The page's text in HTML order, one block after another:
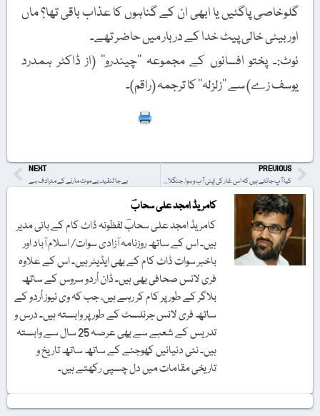
گلوخاصی پاگئیں یا ابھی ان کے گناہوں کا عذاب باقی تھا؟ ماں
اور بیٹی خالی پیٹ خدا کے دربار میں حاضر تھے۔
نوٹ:۔ پختو افسانوں کے مجموعہ ’’چیندرو‘‘ (از ڈاکٹر ہمدرد
یوسف زے) سے ’’زلزلہ‘‘ کا ترجمہ (راقم)۔
PREVIOUS
کیا آپ جانتے ہیں کہ اس غار کی اپنی آب و ہوا، جنگلات، دریا اور بادل ہیں؟
NEXT
بے جا تنقید، بے موت مارنے کے مترادف ہے
کامریڈ امجد علی سحابؔ
کامریڈ امجد علی سحابؔ لفظونہ ڈاٹ کام کے بانی مدیر
ہیں۔ اس کے ساتھ روزنامہ آزادی سوات/ اسلام آباد اور
باخبر سوات ڈاٹ کام کے بھی ایڈیٹر ہیں۔ اس کے علاوہ
فری لانس صحافی بھی ہیں۔ ڈان اُردو سروس کے ساتھ
بلاگر کے طور پر کام کر رہے ہیں، جب کہ وی نیوز اُردو کے
ساتھ فری لانس جرنلسٹ کے طور پر وابستہ ہیں۔ درس و
تدریس کے شعبے سے بھی عرصہ 25 سال سے وابستہ
ہیں۔ نئی دنیائیں کھوجنے کے ساتھ ساتھ تاریخ و
تاریخی مقامات میں دل چسپی رکھتے ہیں۔